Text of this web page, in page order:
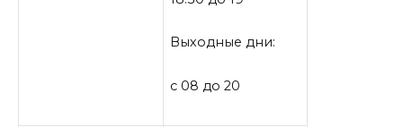
Выходные дни:
с 08 до 20